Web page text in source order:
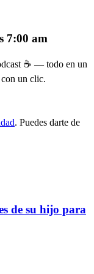
7:00 am
☕ — todo en un
un clic.
. Puedes darte de
de su hijo para